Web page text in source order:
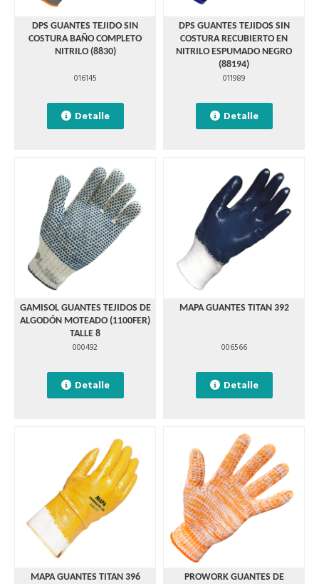
DPS GUANTES TEJIDO SIN
COSTURA BAÑO COMPLETO
NITRILO (8830)
016145
Detalle
DPS GUANTES TEJIDOS SIN
COSTURA RECUBIERTO EN
NITRILO ESPUMADO NEGRO
(88194)
011989
Detalle
GAMISOL GUANTES TEJIDOS DE
ALGODÓN MOTEADO (1100FER)
TALLE 8
000492
Detalle
MAPA GUANTES TITAN 392
006566
Detalle
MAPA GUANTES TITAN 396
PROWORK GUANTES DE